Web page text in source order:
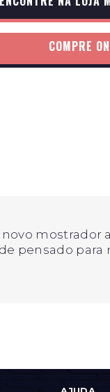
COMPRE
pensado